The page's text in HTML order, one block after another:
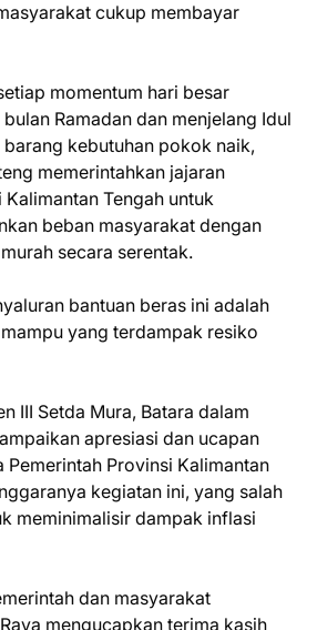
cukup membayar
momentum hari besar
Ramadan dan menjelang Idul
kebutuhan pokok naik,
memerintahkan jajaran
Tengah untuk
beban masyarakat dengan
secara serentak.
bantuan beras ini adalah
yang terdampak resiko
III Setda Mura, Batara dalam
apresiasi dan ucapan
Pemerintah Provinsi Kalimantan
kegiatan ini, yang salah
meminimalisir dampak inflasi
dan masyarakat
mengucapkan terima kasih